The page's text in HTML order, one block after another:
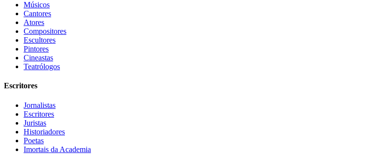
Músicos
Cantores
Atores
Compositores
Escultores
Pintores
Cineastas
Teatrólogos
Escritores
Jornalistas
Escritores
Juristas
Historiadores
Poetas
Imortais da Academia